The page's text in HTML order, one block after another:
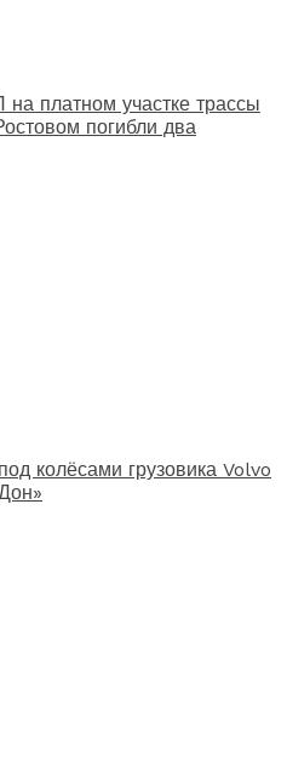
платном участке трассы
погибли два
колёсами грузовика Volvo